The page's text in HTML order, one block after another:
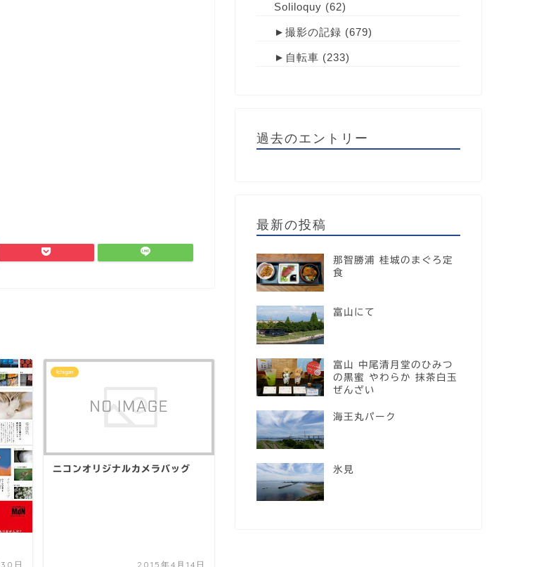
日
Ichigan
ニコンオリジナルカメラバッグ
2015年4月14日
Soliloquy (62)
► 撮影の記録 (679)
► 自転車 (233)
過去のエントリー
最新の投稿
那智勝浦 桂城のまぐろ定
食
富山にて
富山 中尾清月堂のひみつ
の黒蜜 やわらか 抹茶白玉
ぜんざい
海王丸パーク
氷見